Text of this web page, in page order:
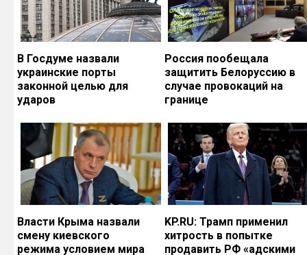
В Госдуме назвали
украинские порты
законной целью для
ударов
Россия пообещала
защитить Белоруссию в
случае провокаций на
границе
Власти Крыма назвали
смену киевского
режима условием мира
KP.RU: Трамп применил
хитрость в попытке
продавить РФ «адскими